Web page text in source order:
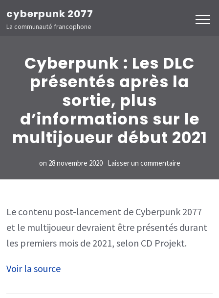
au
contenu
Entrée)
cyberpunk 2077
La communauté francophone
Cyberpunk : Les DLC
présentés après la
sortie, plus
d’informations sur le
multijoueur début 2021
on 28 novembre 2020 Laisser un commentairesur
Cyberpunk
Les
DLC
présentés
Le contenu post-lancement de Cyberpunk 2077
et le multijoueur devraient être présentés durant
les premiers mois de 2021, selon CD Projekt.
Voir la source